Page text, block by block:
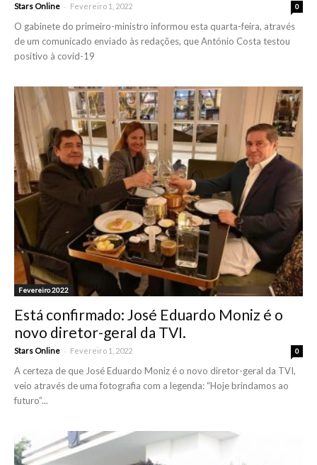
Stars Online - Fevereiro 1, 2022 0
O gabinete do primeiro-ministro informou esta quarta-feira, através
de um comunicado enviado às redações, que António Costa testou
positivo à covid-19
Fevereiro 2022
Está confirmado: José Eduardo Moniz é o
novo diretor-geral da TVI.
Stars Online - Fevereiro 1, 2022 0
A certeza de que José Eduardo Moniz é o novo diretor-geral da TVI,
veio através de uma fotografia com a legenda: “Hoje brindamos ao
futuro”...